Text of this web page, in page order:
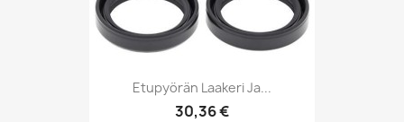
Etupyörän Laakeri Ja...
30,36 €